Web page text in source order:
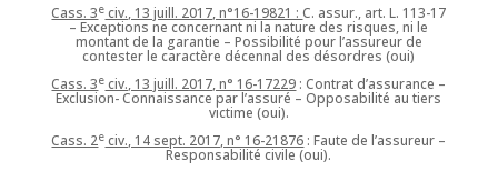
Cass. 3e civ., 13 juill. 2017, n°16-19821 :C. assur., art. L. 113-17
– Exceptions ne concernant ni la nature des risques, ni le
montant de la garantie – Possibilité pour l’assureur de
contester le caractère décennal des désordres (oui)
Cass. 3e civ., 13 juill. 2017, n° 16-17229 : Contrat d’assurance –
Exclusion- Connaissance par l’assuré – Opposabilité au tiers
victime (oui).
Cass. 2e civ., 14 sept. 2017, n° 16-21876 : Faute de l’assureur –
Responsabilité civile (oui).